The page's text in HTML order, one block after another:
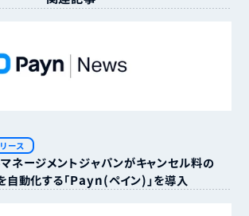
ース
ネージメントジャパンがキャンセル料の
動化する「Payn（ペイン）」を導入